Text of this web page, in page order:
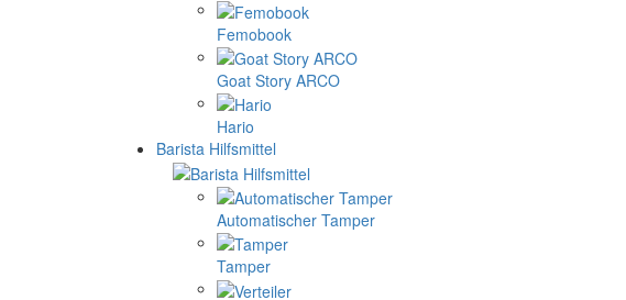
Femobook
Goat Story ARCO
Hario
Barista Hilfsmittel
Automatischer Tamper
Tamper